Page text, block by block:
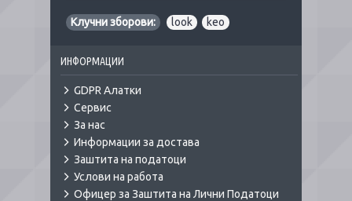
Клучни зборови: look keo
ИНФОРМАЦИИ
GDPR Алатки
Сервис
За нас
Информации за достава
Заштита на податоци
Услови на работа
Офицер за Заштита на Лични Податоци